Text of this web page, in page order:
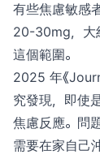
有些焦慮敏感
20-30mg，大
這個範圍。
2025 年《
究發現，即使
焦慮反應。問
需要在家自己